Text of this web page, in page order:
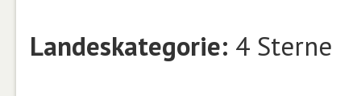
Landeskategorie: 4 Sterne